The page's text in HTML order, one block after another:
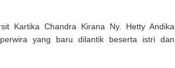
Kartika Chandra Kirana Ny. Hetty Andika
yang baru dilantik beserta istri dan